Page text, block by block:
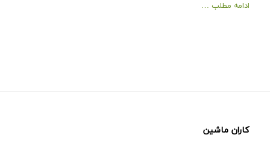
ادامه مطلب …
کاران ماشین